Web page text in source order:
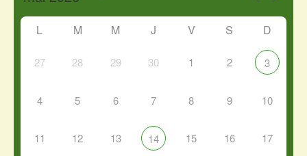
L M M J V S D
27 28 29 30 1 2 3
4 5 6 7 8 9 10
11 12 13 14 15 16 17